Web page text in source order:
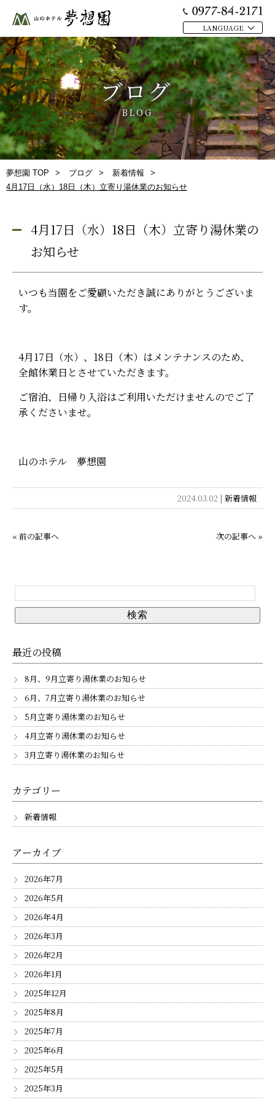
LANGUAGE
閉
じ
る
トップ
温泉
お部屋
お料理
館内施設
日帰り
周辺観光
ブログ
プライバシーポリシー
よくある質問
閉じる
ブログ
BLOG
夢想園 TOP ブログ
新着情報
4月17日（水）18日（木）立寄り湯休業のお知らせ
4月17日（水）18日（木）立寄り湯休業の
お知らせ
いつも当園をご愛顧いただき誠にありがとうございま
す。
4月17日（水）、18日（木）はメンテナンスのため、
全館休業日とさせていただきます。
ご宿泊、日帰り入浴はご利用いただけませんのでご了
承くださいませ。
山のホテル 夢想園
2024.03.02 | 新着情報
« 前の記事へ 次の記事へ »
最近の投稿
8月、9月立寄り湯休業のお知らせ
6月、7月立寄り湯休業のお知らせ
5月立寄り湯休業のお知らせ
4月立寄り湯休業のお知らせ
3月立寄り湯休業のお知らせ
カテゴリー
新着情報
アーカイブ
2026年7月
2026年5月
2026年4月
2026年3月
2026年2月
2026年1月
2025年12月
2025年8月
2025年7月
2025年6月
2025年5月
2025年3月